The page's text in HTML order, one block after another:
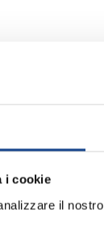
i cookie
il
Esperti
ed efficaci.